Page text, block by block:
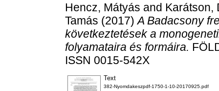
Hencz, Mátyás and Karátson,
Tamás (2017)A Badacsony
következtetések a
folyamataira és formáira.
ISSN 0015-542X
Text
382-Nyomdakeszpdf-1750-1-10-20170925.pdf